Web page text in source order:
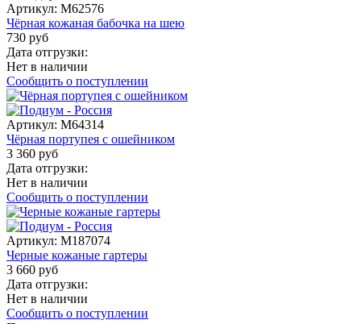
Артикул: M62576
Чёрная кожаная бабочка на шею
730 руб
Дата отгрузки:
Нет в наличии
Сообщить о поступлении
Артикул: M64314
Чёрная портупея с ошейником
3 360 руб
Дата отгрузки:
Нет в наличии
Сообщить о поступлении
Артикул: M187074
Черные кожаные гартеры
3 660 руб
Дата отгрузки:
Нет в наличии
Сообщить о поступлении